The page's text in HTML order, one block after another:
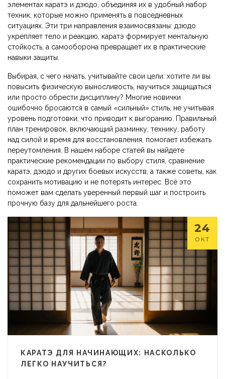
элементах каратэ и дзюдо, объединяя их в удобный набор
техник, которые можно применять в повседневных
ситуациях. Эти три направления взаимосвязаны: дзюдо
укрепляет тело и реакцию, каратэ формирует ментальную
стойкость, а самооборона превращает их в практические
навыки защиты.
Выбирая, с чего начать, учитывайте свои цели: хотите ли вы
повысить физическую выносливость, научиться защищаться
или просто обрести дисциплину? Многие новички
ошибочно бросаются в самый «сильный» стиль, не учитывая
уровень подготовки, что приводит к выгоранию. Правильный
план тренировок, включающий разминку, технику, работу
над силой и время для восстановления, помогает избежать
переутомления. В нашем наборе статей вы найдете
практические рекомендации по выбору стиля, сравнение
каратэ, дзюдо и других боевых искусств, а также советы, как
сохранить мотивацию и не потерять интерес. Всё это
поможет вам сделать уверенный первый шаг и построить
прочную базу для дальнейшего роста.
24
ОКТ
КАРАТЭ ДЛЯ НАЧИНАЮЩИХ: НАСКОЛЬКО
ЛЕГКО НАУЧИТЬСЯ?